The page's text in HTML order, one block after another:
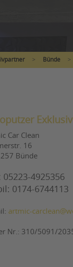
> Bünde >
Car Clean
16
Bünde
05223-4925356
0174-6744113
artmic-
Nr.: 310/5091/